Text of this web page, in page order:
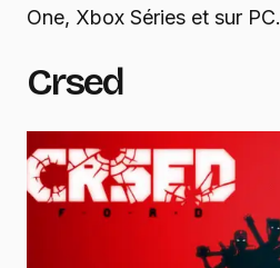
One, Xbox Séries et sur PC.
Crsed